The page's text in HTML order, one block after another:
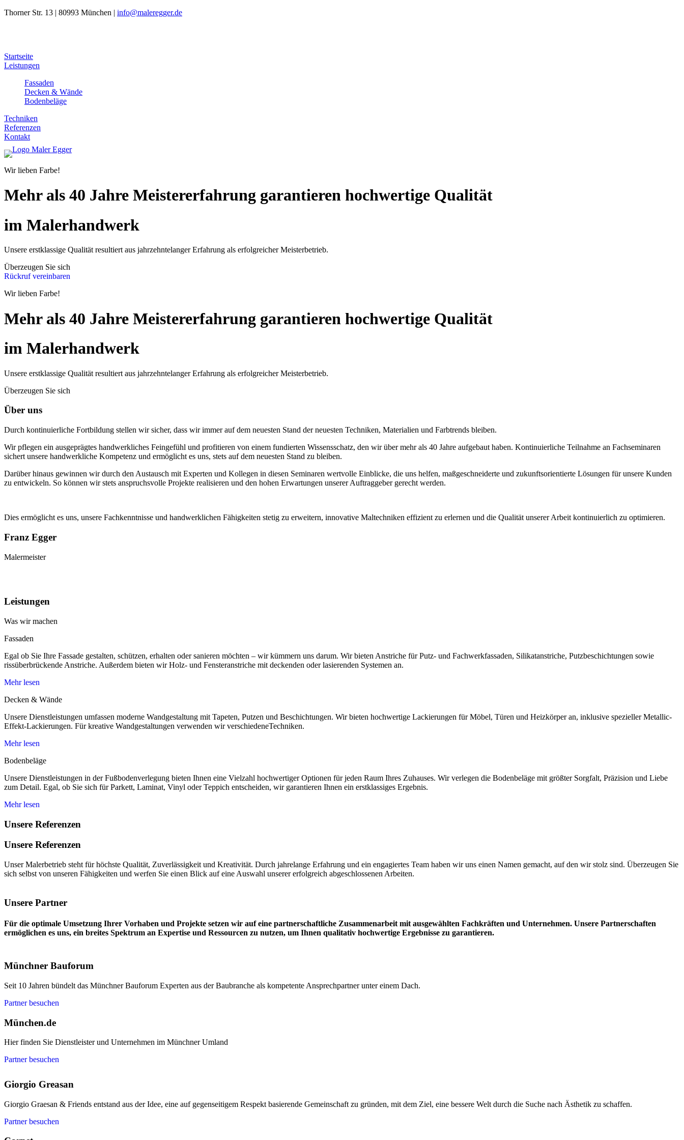
Thorner Str. 13 | 80993 München | info@maleregger.de
Startseite
Leistungen
Fassaden
Decken & Wände
Bodenbeläge
Techniken
Referenzen
Kontakt
Wir lieben Farbe!
Mehr als 40 Jahre Meistererfahrung garantieren hochwertige Qualität
im Malerhandwerk
Unsere erstklassige Qualität resultiert aus jahrzehntelanger Erfahrung als erfolgreicher Meisterbetrieb.
Überzeugen Sie sich
Rückruf vereinbaren
Wir lieben Farbe!
Mehr als 40 Jahre Meistererfahrung garantieren hochwertige Qualität
im Malerhandwerk
Unsere erstklassige Qualität resultiert aus jahrzehntelanger Erfahrung als erfolgreicher Meisterbetrieb.
Überzeugen Sie sich
Über uns
Durch kontinuierliche Fortbildung stellen wir sicher, dass wir immer auf dem neuesten Stand der neuesten Techniken, Materialien und Farbtrends bleiben.
Wir pflegen ein ausgeprägtes handwerkliches Feingefühl und profitieren von einem fundierten Wissensschatz, den wir über mehr als 40 Jahre aufgebaut haben. Kontinuierliche Teilnahme an Fachseminaren
sichert unsere handwerkliche Kompetenz und ermöglicht es uns, stets auf dem neuesten Stand zu bleiben.
Darüber hinaus gewinnen wir durch den Austausch mit Experten und Kollegen in diesen Seminaren wertvolle Einblicke, die uns helfen, maßgeschneiderte und zukunftsorientierte Lösungen für unsere Kunden
zu entwickeln. So können wir stets anspruchsvolle Projekte realisieren und den hohen Erwartungen unserer Auftraggeber gerecht werden.
Dies ermöglicht es uns, unsere Fachkenntnisse und handwerklichen Fähigkeiten stetig zu erweitern, innovative Maltechniken effizient zu erlernen und die Qualität unserer Arbeit kontinuierlich zu optimieren.
Franz Egger
Malermeister
Leistungen
Was wir machen
Fassaden
Egal ob Sie Ihre Fassade gestalten, schützen, erhalten oder sanieren möchten – wir kümmern uns darum. Wir bieten Anstriche für Putz- und Fachwerkfassaden, Silikatanstriche, Putzbeschichtungen sowie
rissüberbrückende Anstriche. Außerdem bieten wir Holz- und Fensteranstriche mit deckenden oder lasierenden Systemen an.
Mehr lesen
Decken & Wände
Unsere Dienstleistungen umfassen moderne Wandgestaltung mit Tapeten, Putzen und Beschichtungen. Wir bieten hochwertige Lackierungen für Möbel, Türen und Heizkörper an, inklusive spezieller Metallic-
Effekt-Lackierungen. Für kreative Wandgestaltungen verwenden wir verschiedeneTechniken.
Mehr lesen
Bodenbeläge
Unsere Dienstleistungen in der Fußbodenverlegung bieten Ihnen eine Vielzahl hochwertiger Optionen für jeden Raum Ihres Zuhauses. Wir verlegen die Bodenbeläge mit größter Sorgfalt, Präzision und Liebe
zum Detail. Egal, ob Sie sich für Parkett, Laminat, Vinyl oder Teppich entscheiden, wir garantieren Ihnen ein erstklassiges Ergebnis.
Mehr lesen
Unsere Referenzen
Unsere Referenzen
Unser Malerbetrieb steht für höchste Qualität, Zuverlässigkeit und Kreativität. Durch jahrelange Erfahrung und ein engagiertes Team haben wir uns einen Namen gemacht, auf den wir stolz sind. Überzeugen Sie
sich selbst von unseren Fähigkeiten und werfen Sie einen Blick auf eine Auswahl unserer erfolgreich abgeschlossenen Arbeiten.
Unsere Partner
Für die optimale Umsetzung Ihrer Vorhaben und Projekte setzen wir auf eine partnerschaftliche Zusammenarbeit mit ausgewählten Fachkräften und Unternehmen. Unsere Partnerschaften
ermöglichen es uns, ein breites Spektrum an Expertise und Ressourcen zu nutzen, um Ihnen qualitativ hochwertige Ergebnisse zu garantieren.
Münchner Bauforum
Seit 10 Jahren bündelt das Münchner Bauforum Experten aus der Baubranche als kompetente Ansprechpartner unter einem Dach.
Partner besuchen
München.de
Hier finden Sie Dienstleister und Unternehmen im Münchner Umland
Partner besuchen
Giorgio Greasan
Giorgio Graesan & Friends entstand aus der Idee, eine auf gegenseitigem Respekt basierende Gemeinschaft zu gründen, mit dem Ziel, eine bessere Welt durch die Suche nach Ästhetik zu schaffen.
Partner besuchen